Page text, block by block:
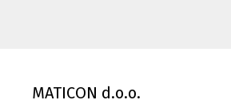
MATICON d.o.o.